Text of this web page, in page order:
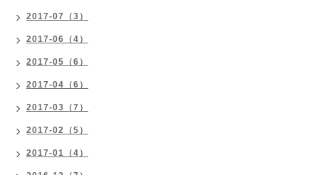
2017-07（3）
2017-06（4）
2017-05（6）
2017-04（6）
2017-03（7）
2017-02（5）
2017-01（4）